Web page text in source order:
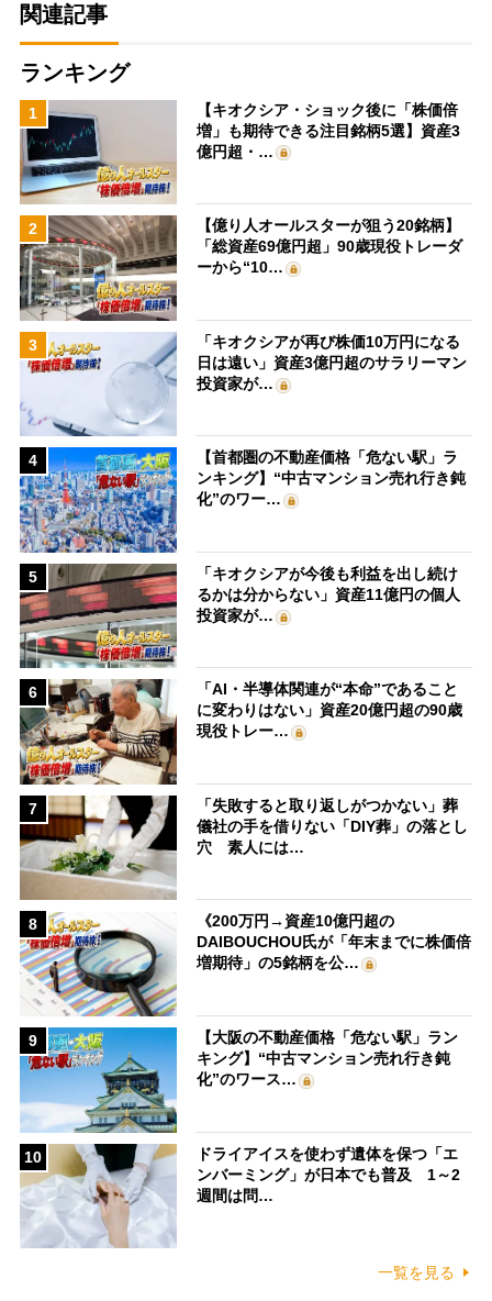
関連記事
ランキング
1
【キオクシア・ショック後に「株価倍
増」も期待できる注目銘柄5選】資産3
億円超・…
2
【億り人オールスターが狙う20銘柄】
「総資産69億円超」90歳現役トレーダ
ーから“10…
3
「キオクシアが再び株価10万円になる
日は遠い」資産3億円超のサラリーマン
投資家が…
4
【首都圏の不動産価格「危ない駅」ラ
ンキング】“中古マンション売れ行き鈍
化”のワー…
5
「キオクシアが今後も利益を出し続け
るかは分からない」資産11億円の個人
投資家が…
6
「AI・半導体関連が“本命”であること
に変わりはない」資産20億円超の90歳
現役トレー…
7
「失敗すると取り返しがつかない」葬
儀社の手を借りない「DIY葬」の落とし
穴 素人には…
8
《200万円→資産10億円超の
DAIBOUCHOU氏が「年末までに株価倍
増期待」の5銘柄を公…
9
【大阪の不動産価格「危ない駅」ラン
キング】“中古マンション売れ行き鈍
化”のワース…
10
ドライアイスを使わず遺体を保つ「エ
ンバーミング」が日本でも普及 1～2
週間は問…
一覧を見る